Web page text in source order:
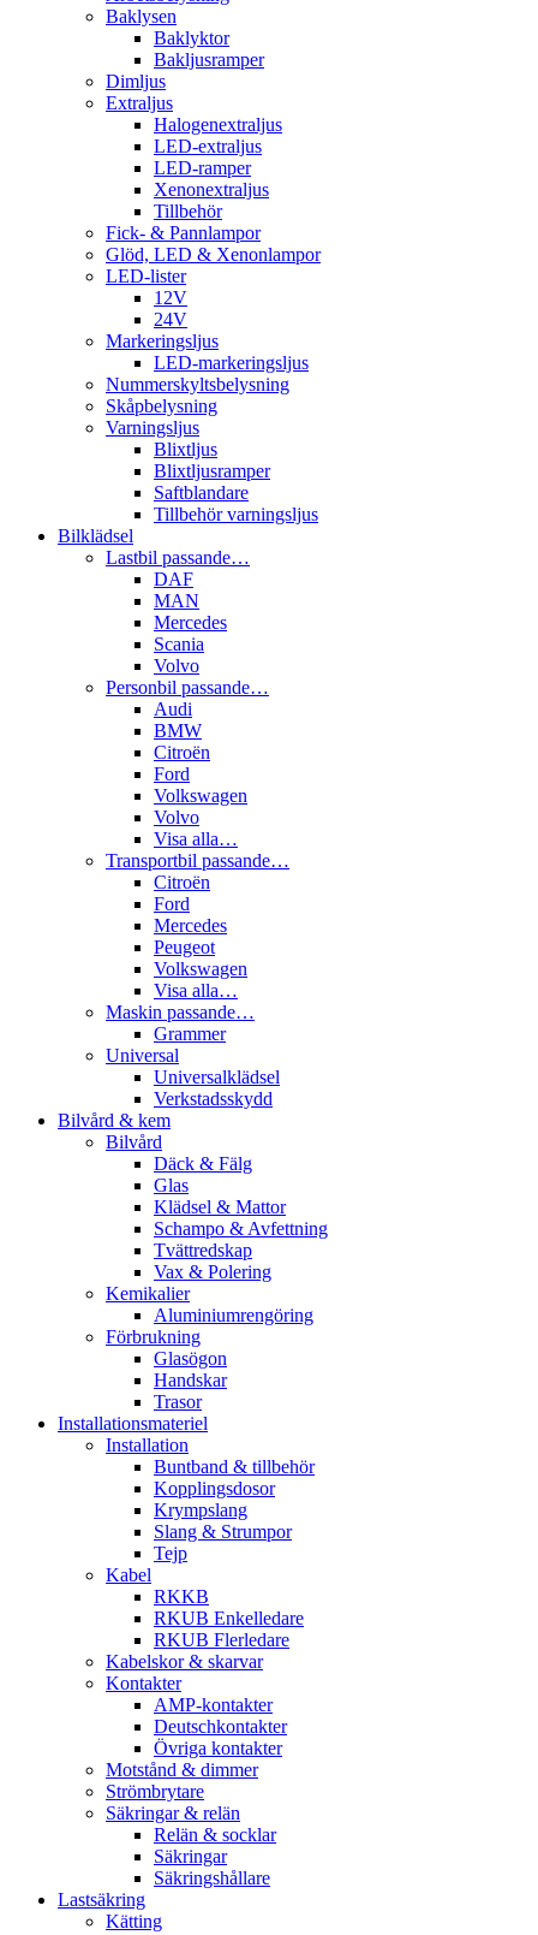
Baklysen
Baklyktor
Bakljusramper
Dimljus
Extraljus
Halogenextraljus
LED-extraljus
LED-ramper
Xenonextraljus
Tillbehör
Fick- & Pannlampor
Glöd, LED & Xenonlampor
LED-lister
12V
24V
Markeringsljus
LED-markeringsljus
Nummerskyltsbelysning
Skåpbelysning
Varningsljus
Blixtljus
Blixtljusramper
Saftblandare
Tillbehör varningsljus
Bilklädsel
Lastbil passande…
DAF
MAN
Mercedes
Scania
Volvo
Personbil passande…
Audi
BMW
Citroën
Ford
Volkswagen
Volvo
Visa alla…
Transportbil passande…
Citroën
Ford
Mercedes
Peugeot
Volkswagen
Visa alla…
Maskin passande…
Grammer
Universal
Universalklädsel
Verkstadsskydd
Bilvård & kem
Bilvård
Däck & Fälg
Glas
Klädsel & Mattor
Schampo & Avfettning
Tvättredskap
Vax & Polering
Kemikalier
Aluminiumrengöring
Förbrukning
Glasögon
Handskar
Trasor
Installationsmateriel
Installation
Buntband & tillbehör
Kopplingsdosor
Krympslang
Slang & Strumpor
Tejp
Kabel
RKKB
RKUB Enkelledare
RKUB Flerledare
Kabelskor & skarvar
Kontakter
AMP-kontakter
Deutschkontakter
Övriga kontakter
Motstånd & dimmer
Strömbrytare
Säkringar & relän
Relän & socklar
Säkringar
Säkringshållare
Lastsäkring
Kätting